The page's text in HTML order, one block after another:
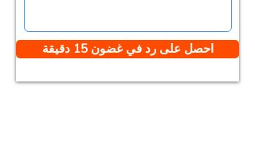
احصل على رد في غضون 15 دقيقة